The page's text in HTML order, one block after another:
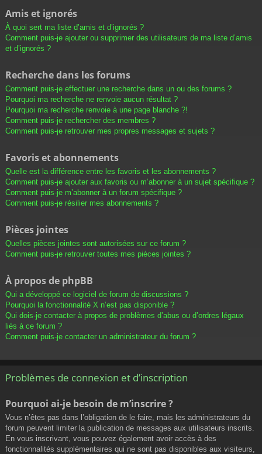
Amis et ignorés
À quoi sert ma liste d’amis et d’ignorés ?
Comment puis-je ajouter ou supprimer des utilisateurs de ma liste d’amis
et d’ignorés ?
Recherche dans les forums
Comment puis-je effectuer une recherche dans un ou des forums ?
Pourquoi ma recherche ne renvoie aucun résultat ?
Pourquoi ma recherche renvoie à une page blanche ?!
Comment puis-je rechercher des membres ?
Comment puis-je retrouver mes propres messages et sujets ?
Favoris et abonnements
Quelle est la différence entre les favoris et les abonnements ?
Comment puis-je ajouter aux favoris ou m’abonner à un sujet spécifique ?
Comment puis-je m’abonner à un forum spécifique ?
Comment puis-je résilier mes abonnements ?
Pièces jointes
Quelles pièces jointes sont autorisées sur ce forum ?
Comment puis-je retrouver toutes mes pièces jointes ?
À propos de phpBB
Qui a développé ce logiciel de forum de discussions ?
Pourquoi la fonctionnalité X n’est pas disponible ?
Qui dois-je contacter à propos de problèmes d’abus ou d’ordres légaux
liés à ce forum ?
Comment puis-je contacter un administrateur du forum ?
Problèmes de connexion et d’inscription
Pourquoi ai-je besoin de m’inscrire ?
Vous n’êtes pas dans l’obligation de le faire, mais les administrateurs du
forum peuvent limiter la publication de messages aux utilisateurs inscrits.
En vous inscrivant, vous pouvez également avoir accès à des
fonctionnalités supplémentaires qui ne sont pas disponibles aux visiteurs,